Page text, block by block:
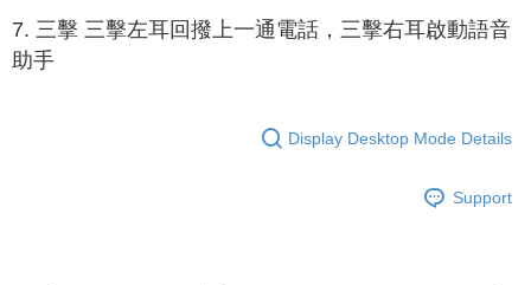
7. 三擊 三擊左耳回撥上一通電話，三擊右耳啟動語音
助手
Display Desktop Mode Details
Support